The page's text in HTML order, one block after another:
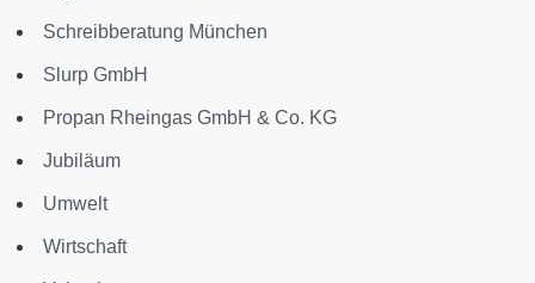
Schreibberatung München
Slurp GmbH
Propan Rheingas GmbH & Co. KG
Jubiläum
Umwelt
Wirtschaft